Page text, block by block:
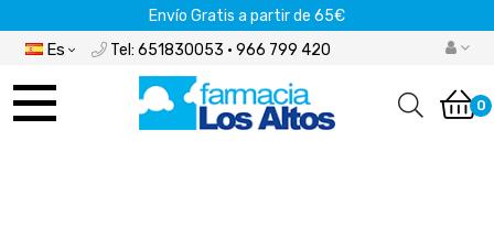
Envío Gratis a partir de 65€
Es Tel: 651830053 · 966 799 420
Navegación 0